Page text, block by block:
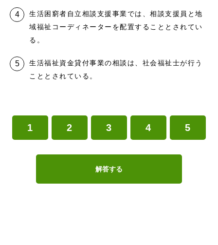
生活困窮者自立相談支援事業では、相談支援員と地
域福祉コーディネーターを配置することとされてい
る。
生活福祉資金貸付事業の相談は、社会福祉士が行う
こととされている。
1 2 3 4 5
解答する